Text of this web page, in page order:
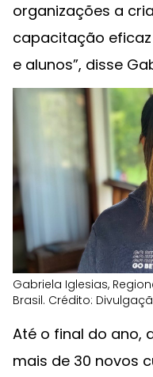
organizações a
capacitação
e alunos”, disse
Gabriela Iglesias,
Brasil. Crédito:
Até o final do ano,
mais de 30 novos